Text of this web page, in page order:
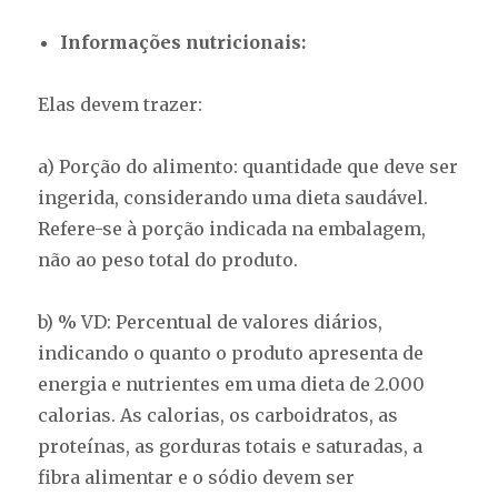
Informações nutricionais:
Elas devem trazer:
a) Porção do alimento: quantidade que deve ser
ingerida, considerando uma dieta saudável.
Refere-se à porção indicada na embalagem,
não ao peso total do produto.
b) % VD: Percentual de valores diários,
indicando o quanto o produto apresenta de
energia e nutrientes em uma dieta de 2.000
calorias. As calorias, os carboidratos, as
proteínas, as gorduras totais e saturadas, a
fibra alimentar e o sódio devem ser